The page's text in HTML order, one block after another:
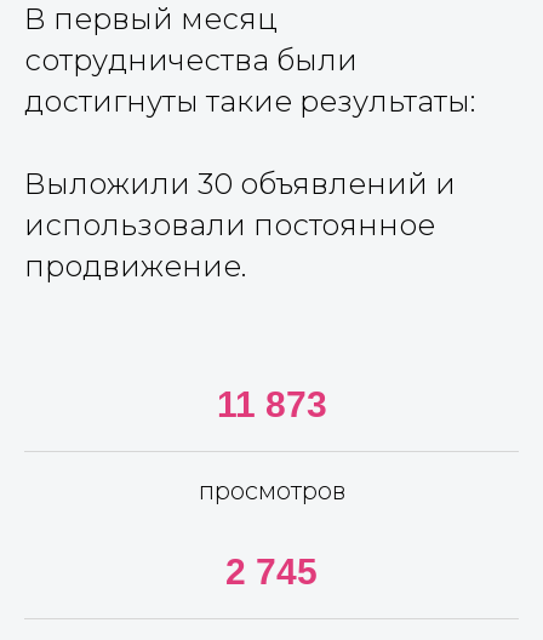
В первый месяц
сотрудничества были
достигнуты такие результаты:
Выложили 30 объявлений и
использовали постоянное
продвижение.
11 873
просмотров
2 745